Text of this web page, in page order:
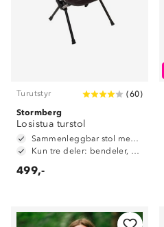
Turutstyr (60)
Stormberg
Losistua turstol
Sammenleggbar stol med ryggstøtte
Kun tre deler: bendeler, sete og oppbevaringsbag
499,-